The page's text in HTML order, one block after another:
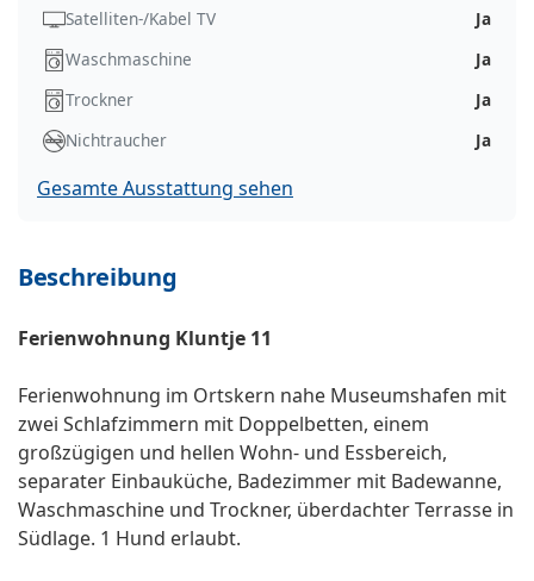
Satelliten-/Kabel TV
Ja
Waschmaschine
Ja
Trockner
Ja
Nichtraucher
Ja
Gesamte Ausstattung sehen
Beschreibung
Ferienwohnung Kluntje 11
Ferienwohnung im Ortskern nahe Museumshafen mit
zwei Schlafzimmern mit Doppelbetten, einem
großzügigen und hellen Wohn- und Essbereich,
separater Einbauküche, Badezimmer mit Badewanne,
Waschmaschine und Trockner, überdachter Terrasse in
Südlage. 1 Hund erlaubt.